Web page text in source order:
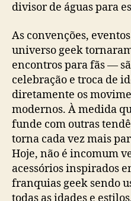
divisor de águas para
As convenções,
universo geek
encontros para fãs —
celebração e troca de
diretamente os
modernos. À medida
funde com outras
torna cada vez mais
Hoje, não é incomum
acessórios inspirados
franquias geek sendo
todas as idades e